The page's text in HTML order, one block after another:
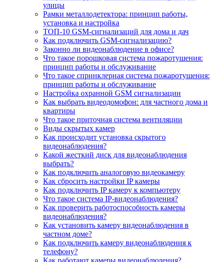
улицы
Рамки металлодетектора: принцип работы,
установка и настройка
ТОП-10 GSM-сигнализаций для дома и дач
Как подключить GSM-сигнализацию?
Законно ли видеонаблюдение в офисе?
Что такое порошковая система пожаротушения:
принцип работы и обслуживание
Что такое спринклерная система пожаротушения:
принцип работы и обслуживание
Настройка охранной GSM сигнализации
Как выбрать видеодомофон: для частного дома и
квартиры
Что такое приточная система вентиляции
Виды скрытых камер
Как происходит установка скрытого
видеонаблюдения?
Какой жесткий диск для видеонаблюдения
выбрать?
Как подключить аналоговую видеокамеру
Как сбросить настройки IP камеры
Как подключить IP камеру к компьютеру
Что такое система IP-видеонаблюдения?
Как проверить работоспособность камеры
видеонаблюдения?
Как установить камеру видеонаблюдения в
частном доме?
Как подключить камеру видеонаблюдения к
телефону?
Как работают камеры видеонаблюдения?